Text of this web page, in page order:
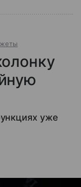
уже